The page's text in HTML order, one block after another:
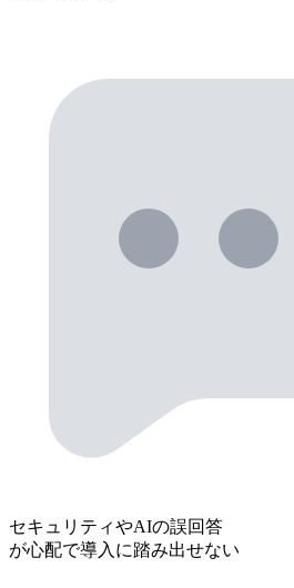
セキュリティやAIの誤回答
が心配で導入に踏み出せない